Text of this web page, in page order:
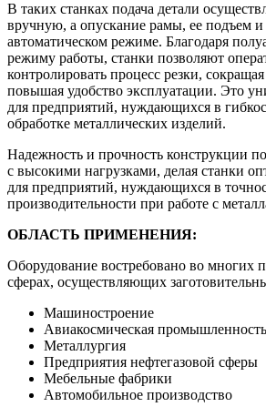
В таких станках подача детали
вручную, а опускание рамы, ее подъем и
автоматическом режиме. Благодаря
режиму работы, станки позволяют
контролировать процесс резки,
повышая удобство эксплуатации. Это
для предприятий, нуждающихся в
обработке металлических изделий.
Надежность и прочность конструкции
с высокими нагрузками, делая станки
для предприятий, нуждающихся в
производительности при работе с
ОБЛАСТЬ ПРИМЕНЕНИЯ:
Оборудование востребовано во многих
сферах, осуществляющих
Машиностроение
Авиакосмическая промышленность
Металлургия
Предприятия нефтегазовой сферы
Мебельные фабрики
Автомобильное производство